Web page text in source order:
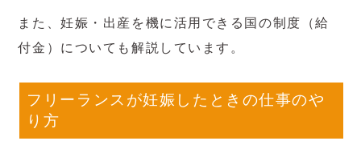
また、妊娠・出産を機に活用できる国の制度（給
付金）についても解説しています。
フリーランスが妊娠したときの仕事のや
り方